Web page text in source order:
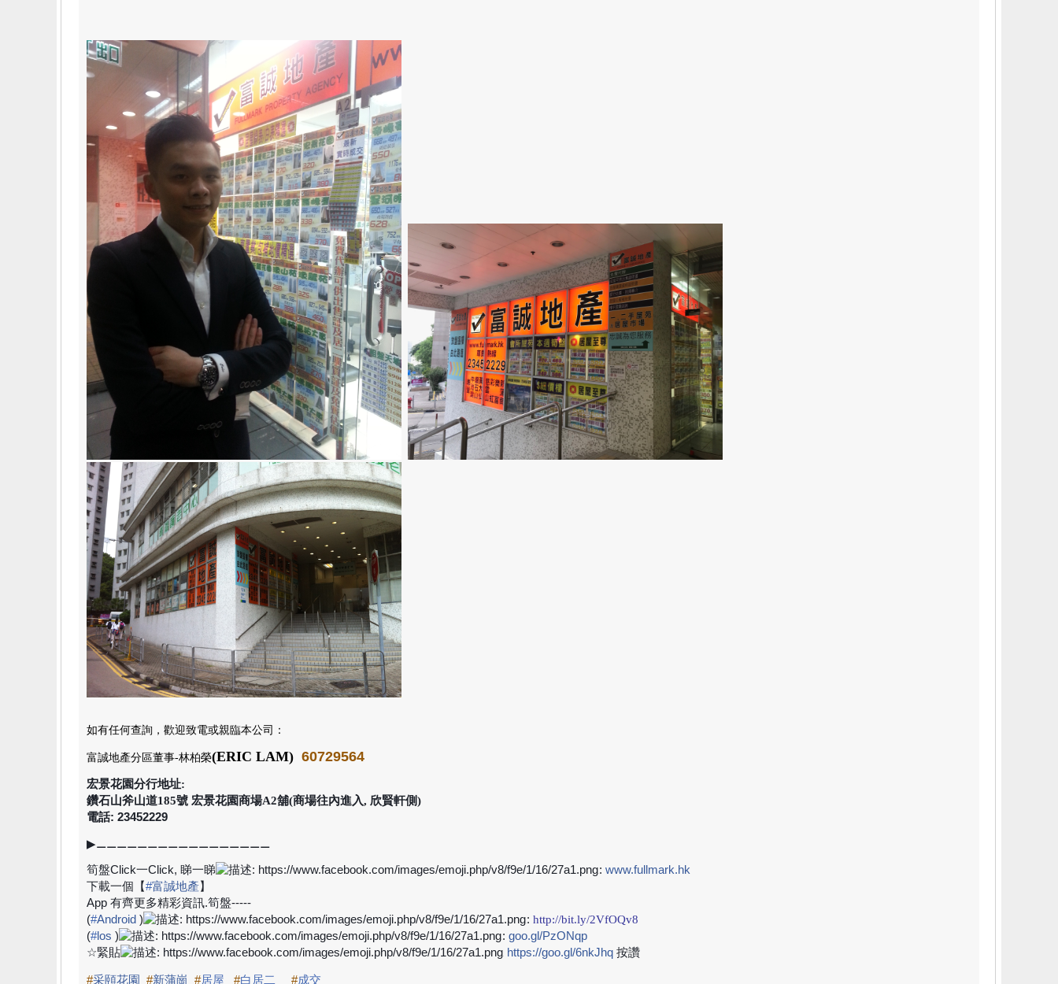
如有任何查詢，歡迎致電或親臨本公司 ：
富誠地產分區董事-林柏榮(ERIC LAM) 60729564
宏景花園分行地址:
鑽石山斧山道185號 宏景花園商場A2舖(商場往內進入, 欣賢軒側)
電話: 23452229
▶⚊⚊⚊⚊⚊⚊⚊⚊⚊⚊⚊⚊⚊⚊⚊⚊⚊
筍盤Click一Click, 睇一睇 : www.fullmark.hk
下載一個【#富誠地產】
App 有齊更多精彩資訊.筍盤-----
(#Android ) : http://bit.ly/2VfOQv8
(#los ) : goo.gl/PzONqp
☆緊貼 https://goo.gl/6nkJhq 按讚
#采頤花園 #新蒲崗 #居屋 #白居二 #成交